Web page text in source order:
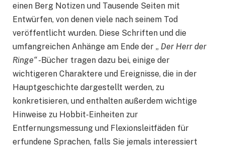
einen Berg Notizen und Tausende Seiten mit
Entwürfen, von denen viele nach seinem Tod
veröffentlicht wurden. Diese Schriften und die
umfangreichen Anhänge am Ende der „ Der Herr der
Ringe“-Bücher tragen dazu bei, einige der
wichtigeren Charaktere und Ereignisse, die in der
Hauptgeschichte dargestellt werden, zu
konkretisieren, und enthalten außerdem wichtige
Hinweise zu Hobbit-Einheiten zur
Entfernungsmessung und Flexionsleitfäden für
erfundene Sprachen, falls Sie jemals interessiert